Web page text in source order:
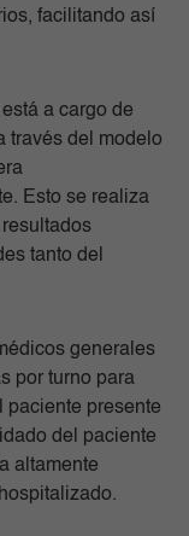
facilitando así
a cargo de
través del modelo
Esto se realiza
tanto del
generales
por turno para
paciente presente
del paciente
altamente